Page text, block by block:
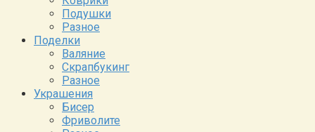
Подушки
Разное
Поделки
Валяние
Скрапбукинг
Разное
Украшения
Бисер
Фриволите